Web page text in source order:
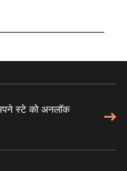
स्टे को अनलॉक